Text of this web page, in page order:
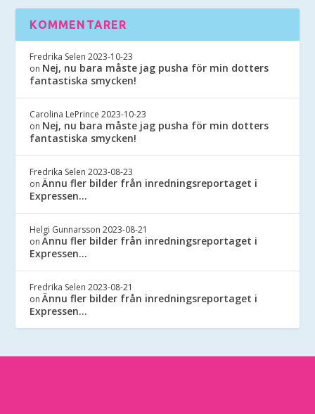
KOMMENTARER
Fredrika Selen 2023-10-23
on Nej, nu bara måste jag pusha för min dotters
fantastiska smycken!
Carolina LePrince 2023-10-23
on Nej, nu bara måste jag pusha för min dotters
fantastiska smycken!
Fredrika Selen 2023-08-23
onÄnnu fler bilder från inredningsreportaget i
Expressen…
Helgi Gunnarsson 2023-08-21
onÄnnu fler bilder från inredningsreportaget i
Expressen…
Fredrika Selen 2023-08-21
onÄnnu fler bilder från inredningsreportaget i
Expressen…